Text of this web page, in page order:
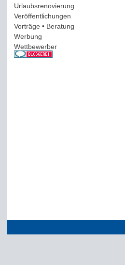
Urlaubsrenovierung
Veröffentlichungen
Vorträge • Beratung
Werbung
Wettbewerber(61)